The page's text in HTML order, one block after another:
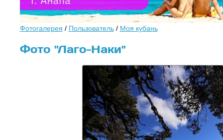
Фотогалерея / Пользователь/ Моя кубань
Фото "Лаго-Наки"